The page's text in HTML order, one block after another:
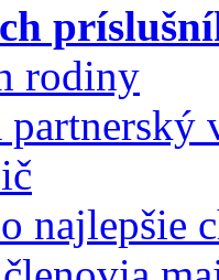
rodiny
partnerský
najlepšie